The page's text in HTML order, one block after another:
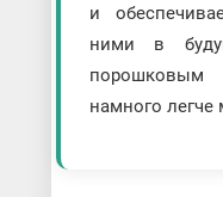
и
ними в
намного легче